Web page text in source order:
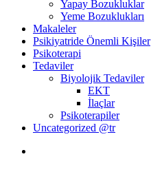
Yapay Bozukluklar
Yeme Bozuklukları
Makaleler
Psikiyatride Önemli Kişiler
Psikoterapi
Tedaviler
Biyolojik Tedaviler
EKT
İlaçlar
Psikoterapiler
Uncategorized @tr